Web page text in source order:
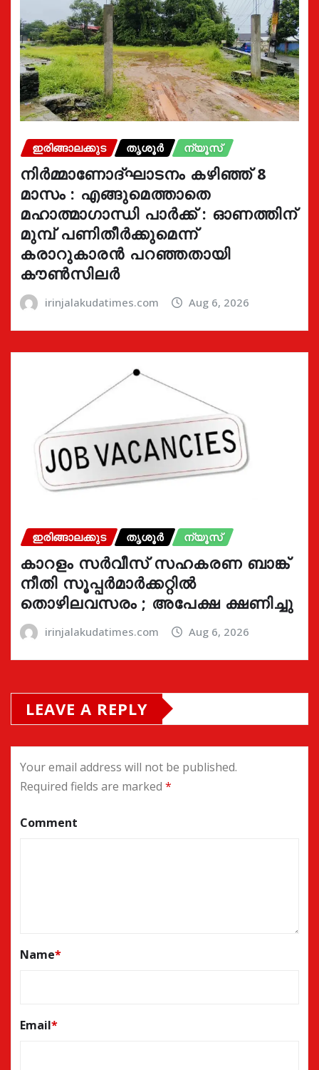
ഇരിങ്ങാലക്കുട തൃശൂർ ന്യൂസ്
നിർമ്മാണോദ്ഘാടനം കഴിഞ്ഞ് 8
മാസം : എങ്ങുമെത്താതെ
മഹാത്മാഗാന്ധി പാർക്ക് : ഓണത്തിന്
മുമ്പ് പണിതീർക്കുമെന്ന്
കരാറുകാരൻ പറഞ്ഞതായി
കൗൺസിലർ
irinjalakudatimes.com Aug 6, 2026
ഇരിങ്ങാലക്കുട തൃശൂർ ന്യൂസ്
കാറളം സർവീസ് സഹകരണ ബാങ്ക്
നീതി സൂപ്പർമാർക്കറ്റിൽ
തൊഴിലവസരം ; അപേക്ഷ ക്ഷണിച്ചു
irinjalakudatimes.com Aug 6, 2026
LEAVE A REPLY
Your email address will not be published.
Required fields are marked *
Comment
Name*
Email*